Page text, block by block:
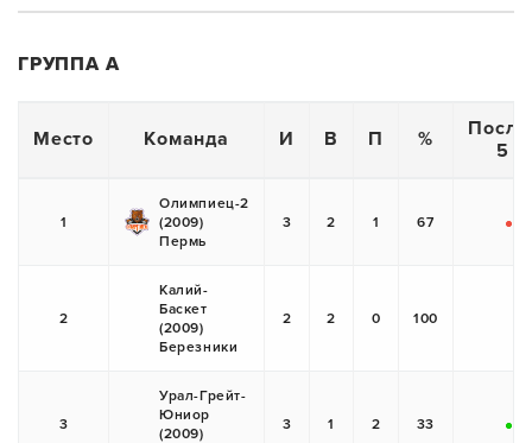
ГРУППА А
Место Команда И В П %
5
1
Олимпиец-2
(2009)
Пермь
3 2 1 67
-
2
Калий-
Баскет
(2009)
Березники
2 2 0 100
3
Урал-Грейт-
Юниор
(2009)
3 1 2 33
+